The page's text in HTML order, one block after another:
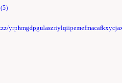
http://bxss.me/t/fit.txt?.jpg (5)